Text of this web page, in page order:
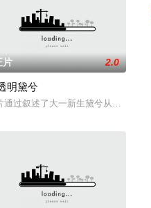
，多次的
西西比河的故乡探望心爱的女儿;
总统杜鲁门下令空军投入所有能够
片 2.0
明黛兮
通过叙述了大一新生黛兮从小透明